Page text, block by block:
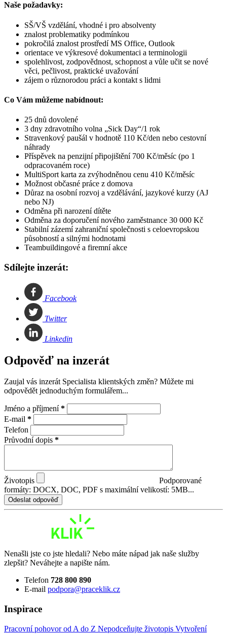
Naše požadavky:
SŠ/VŠ vzdělání, vhodné i pro absolventy
znalost problematiky podmínkou
pokročilá znalost prostředí MS Office, Outlook
orientace ve výkresové dokumentaci a terminologii
spolehlivost, zodpovědnost, schopnost a vůle učit se nové
věci, pečlivost, praktické uvažování
zájem o různorodou práci a kontakt s lidmi
Co Vám můžeme nabídnout:
25 dnů dovolené
3 dny zdravotního volna „Sick Day“/1 rok
Stravenkový paušál v hodnotě 110 Kč/den nebo cestovní
náhrady
Příspěvek na penzijní připojištění 700 Kč/měsíc (po 1
odpracovaném roce)
MultiSport karta za zvýhodněnou cenu 410 Kč/měsíc
Možnost občasné práce z domova
Důraz na osobní rozvoj a vzdělávání, jazykové kurzy (AJ
nebo NJ)
Odměna při narození dítěte
Odměna za doporučení nového zaměstnance 30 000 Kč
Stabilní zázemí zahraniční společnosti s celoevropskou
působností a silnými hodnotami
Teambuildingové a firemní akce
Sdílejte inzerát:
Facebook
Twitter
Linkedin
Odpověď na inzerát
Zaujal vás inzerát Specialista klientských změn? Můžete mi
odpovědět jednoduchým formulářem...
Jméno a příjmení *
E-mail *
Telefon
Průvodní dopis *
Životopis
Podporované
formáty: DOCX, DOC, PDF s maximální velikostí: 5MB...
Odeslat odpověď
Nenašli jste co jste hledali? Nebo máte nápad jak naše služby
zlepšit? Neváhejte a napište nám.
Telefon 728 800 890
E-mail podpora@praceklik.cz
Inspirace
Pracovní pohovor od A do Z Nepodceňujte životopis Vytvoření